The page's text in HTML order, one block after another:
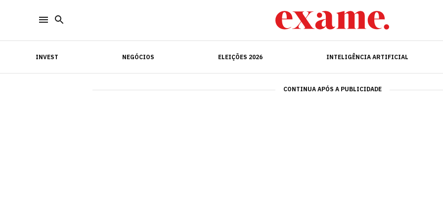
INVEST NEGÓCIOS ELEIÇÕES 2026 INTELIGÊNCIA ARTIFICIAL
INVEST INTELIGÊNCIA ARTIFICIAL
CONTINUA APÓS A PUBLICIDADE